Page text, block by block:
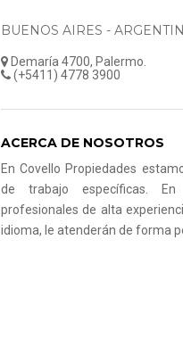
BUENOS AIRES -
Demaría 4700, Palermo.
(+5411) 4778 3900
ACERCA DE NOSOTROS
En Covello Propiedades
de trabajo específicas.
profesionales de alta
idioma, le atenderán de forma